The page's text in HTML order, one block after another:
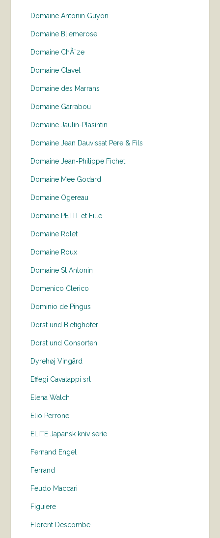
Domaine Antonin Guyon
Domaine Bliemerose
Domaine ChÃ¨ze
Domaine Clavel
Domaine des Marrans
Domaine Garrabou
Domaine Jaulin-Plasintin
Domaine Jean Dauvissat Pere & Fils
Domaine Jean-Philippe Fichet
Domaine Mee Godard
Domaine Ogereau
Domaine PETIT et Fille
Domaine Rolet
Domaine Roux
Domaine St Antonin
Domenico Clerico
Dominio de Pingus
Dorst und Bietighöfer
Dorst und Consorten
Dyrehøj Vingård
Effegi Cavatappi srl
Elena Walch
Elio Perrone
ELITE Japansk kniv serie
Fernand Engel
Ferrand
Feudo Maccari
Figuiere
Florent Descombe